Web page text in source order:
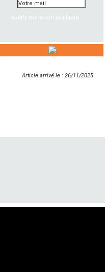
Notify me when available
Article arrivé le : 26/11/2025